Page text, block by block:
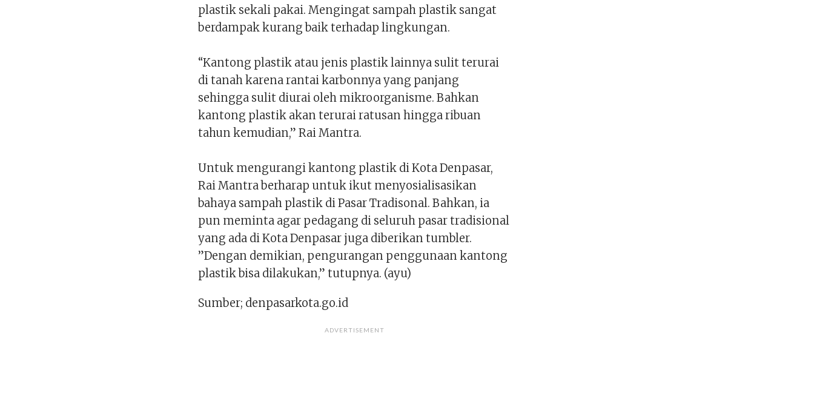
plastik sekali pakai. Mengingat sampah plastik sangat
berdampak kurang baik terhadap lingkungan.
“Kantong plastik atau jenis plastik lainnya sulit terurai
di tanah karena rantai karbonnya yang panjang
sehingga sulit diurai oleh mikroorganisme. Bahkan
kantong plastik akan terurai ratusan hingga ribuan
tahun kemudian,” Rai Mantra.
Untuk mengurangi kantong plastik di Kota Denpasar,
Rai Mantra berharap untuk ikut menyosialisasikan
bahaya sampah plastik di Pasar Tradisonal. Bahkan, ia
pun meminta agar pedagang di seluruh pasar tradisional
yang ada di Kota Denpasar juga diberikan tumbler.
”Dengan demikian, pengurangan penggunaan kantong
plastik bisa dilakukan,” tutupnya. (ayu)
Sumber; denpasarkota.go.id
ADVERTISEMENT